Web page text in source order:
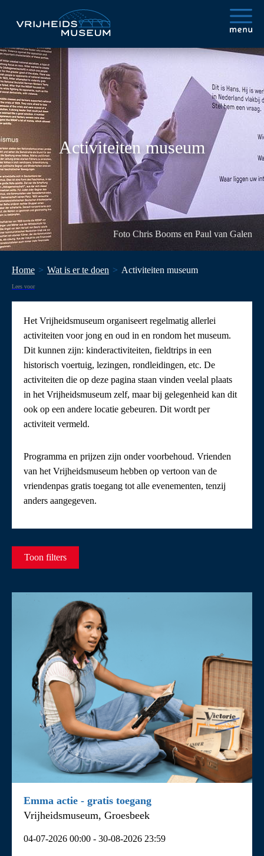
Activiteiten museum
Foto Chris Booms en Paul van Galen
Home Wat is er te doen Activiteiten museum
Lees voor
Het Vrijheidsmuseum organiseert regelmatig allerlei
activiteiten voor jong en oud in en rondom het museum.
Dit kunnen zijn: kinderactiviteiten, fieldtrips in een
historisch voertuig, lezingen, rondleidingen, etc. De
activiteiten die op deze pagina staan vinden veelal plaats
in het Vrijheidsmuseum zelf, maar bij gelegenheid kan dit
ook op een andere locatie gebeuren. Dit wordt per
activiteit vermeld.
Programma en prijzen zijn onder voorbehoud. Vrienden
van het Vrijheidsmuseum hebben op vertoon van de
vriendenpas gratis toegang tot alle evenementen, tenzij
anders aangegeven.
Toon filters
Filter op activiteit
Alle
Evenementen
Fieldtrips
Fiets-, en bustours
Kinderactiviteiten
Lezingen
Rondleiding
Tentoonstelling
Emma actie - gratis toegang
Vrijheidsmuseum, Groesbeek
04-07-2026 00:00 - 30-08-2026 23:59